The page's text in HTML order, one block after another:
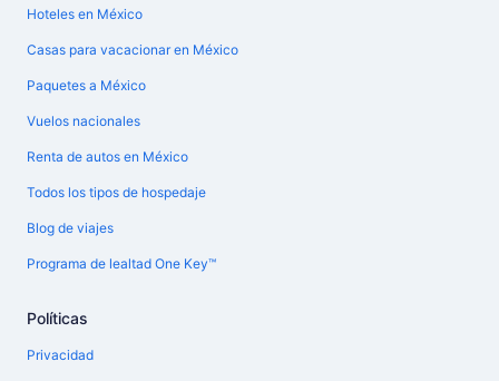
Hoteles en México
Casas para vacacionar en México
Paquetes a México
Vuelos nacionales
Renta de autos en México
Todos los tipos de hospedaje
Blog de viajes
Programa de lealtad One Key™
Políticas
Privacidad